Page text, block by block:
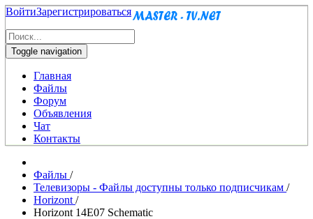
ВойтиЗарегистрироваться
Toggle navigation
Главная
Файлы
Форум
Объявления
Чат
Контакты
Файлы /
Телевизоры - Файлы доступны только подписчикам /
Horizont /
Horizont 14E07 Schematic